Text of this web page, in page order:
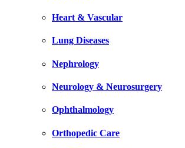
Heart & Vascular
Lung Diseases
Nephrology
Neurology & Neurosurgery
Ophthalmology
Orthopedic Care